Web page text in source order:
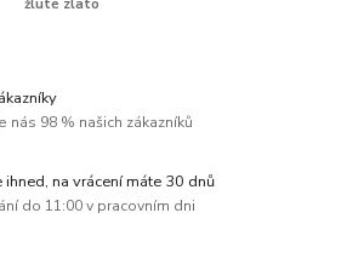
žluté zlato
nás 98 % našich zákazníků
na vrácení máte 30 dnů
do 11:00 v pracovním dni